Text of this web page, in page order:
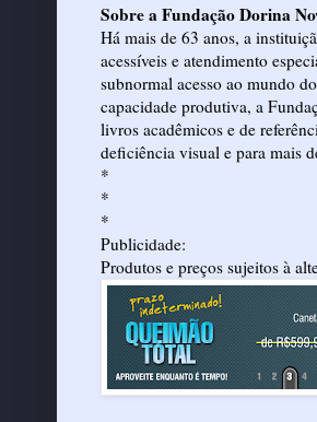
Sobre a Fundação Dorina
Há mais de 63 anos, a
acessíveis e atendimento
subnormal acesso ao mundo
capacidade produtiva, a
livros acadêmicos e de
deficiência visual e para mais
*
*
*
Publicidade:
Produtos e preços sujeitos à